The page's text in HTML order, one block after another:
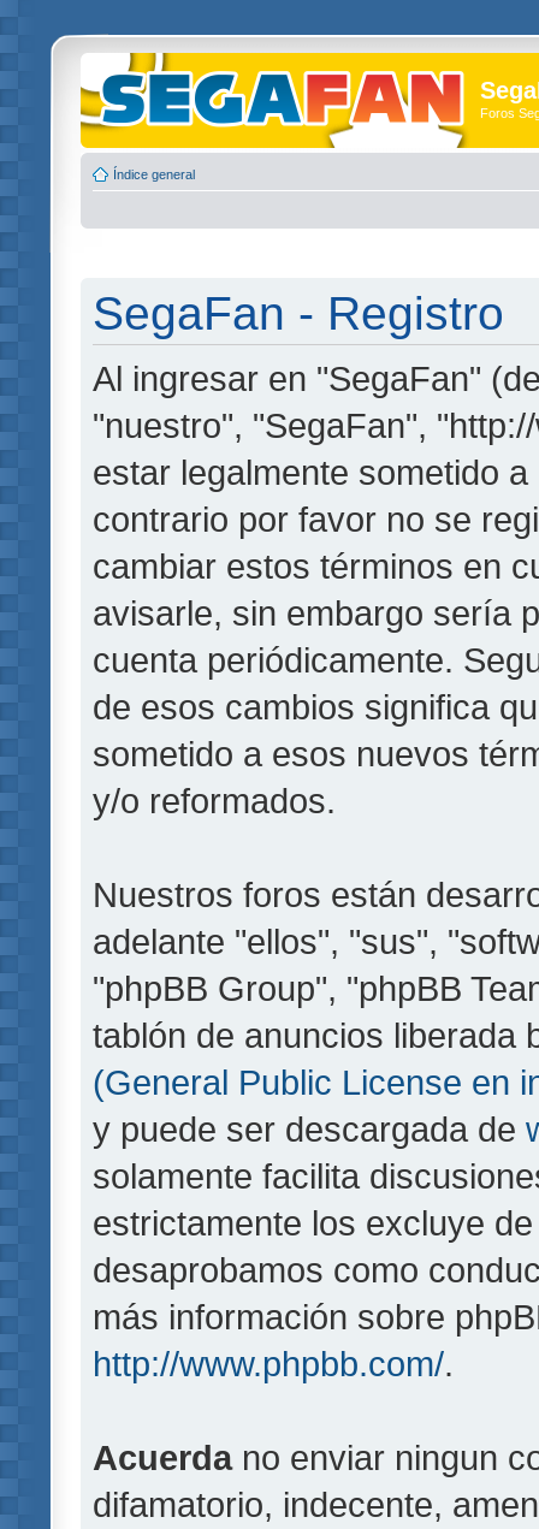
Foros
Índice general
SegaFan - Registro
Al ingresar en "SegaFan"
"nuestro", "SegaFan",
estar legalmente sometido
contrario por favor no se
cambiar estos términos en
avisarle, sin embargo sería
cuenta periódicamente.
de esos cambios significa
sometido a esos nuevos
y/o reformados.
Nuestros foros están
adelante "ellos", "sus",
"phpBB Group", "phpBB
tablón de anuncios liberada
(General Public License en
y puede ser descargada de
solamente facilita
estrictamente los excluye
desaprobamos como
más información sobre
http://www.phpbb.com/.
Acuerdano enviar ningun
difamatorio, indecente,